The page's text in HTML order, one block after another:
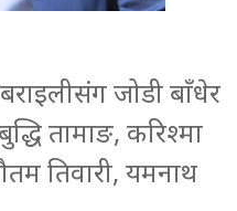
जोडी बाँधेर
तामाङ, करिश्मा
तिवारी, यमनाथ